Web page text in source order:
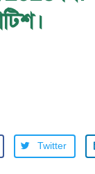
Twitter